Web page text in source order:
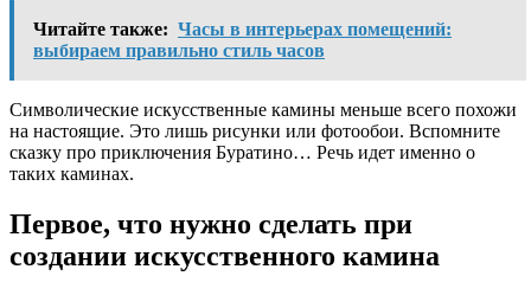
Читайте также: Часы в интерьерах помещений:
выбираем правильно стиль часов
Символические искусственные камины меньше всего похожи
на настоящие. Это лишь рисунки или фотообои. Вспомните
сказку про приключения Буратино… Речь идет именно о
таких каминах.
Первое, что нужно сделать при
создании искусственного камина